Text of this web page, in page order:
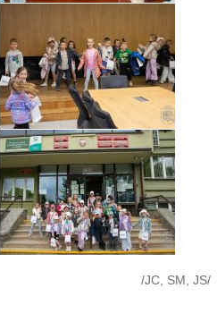
/JC, SM, JS/